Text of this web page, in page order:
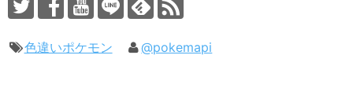
色違いポケモン @pokemapi